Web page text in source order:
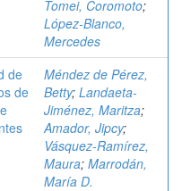
Tomei, Coromoto;
López-Blanco,
Mercedes
de
de
Méndez de Pérez,
Betty; Landaeta-
Jiménez, Maritza;
Amador, Jipcy;
Vásquez-Ramírez,
Maura; Marrodán,
María D.